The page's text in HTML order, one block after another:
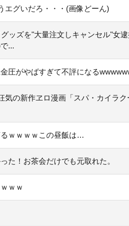
エグいだろ・・・(画像どーん)
グッズを"大量注文しキャンセル"
...
圧がやばすぎて不評になる
気の新作ヱロ漫画「スパ・カイラ
るｗｗｗｗこの昼飯は…
た！お茶会だけでも元取れた。
ｗｗ